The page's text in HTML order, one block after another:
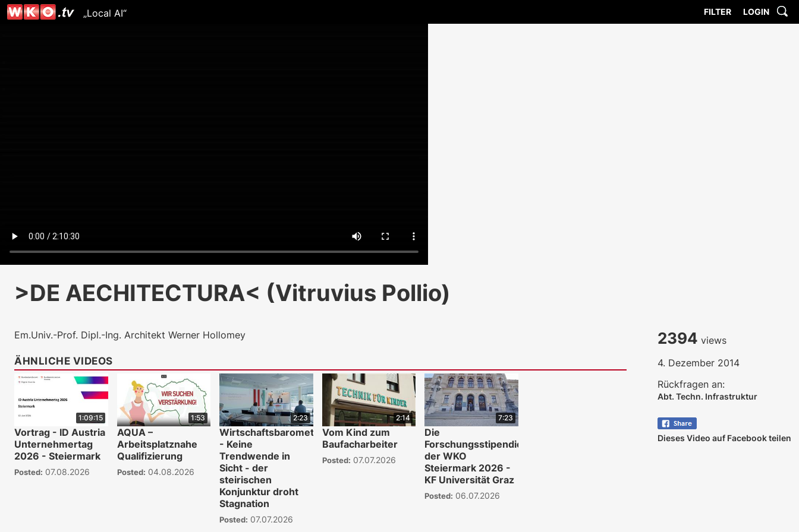
„Local AI“ FILTER LOGIN
>DE AECHITECTURA< (Vitruvius Pollio)
Em.Univ.-Prof. Dipl.-Ing. Architekt Werner Hollomey
ÄHNLICHE VIDEOS
1:09:15
Vortrag - ID Austria
Unternehmertag
2026 - Steiermark
Posted: 07.08.2026
1:53
AQUA –
Arbeitsplatznahe
Qualifizierung
Posted: 04.08.2026
2:23
Wirtschaftsbarometer
- Keine
Trendwende in
Sicht - der
steirischen
Konjunktur droht
Stagnation
Posted: 07.07.2026
2:14
Vom Kind zum
Baufacharbeiter
Posted: 07.07.2026
7:23
Die
Forschungsstipendien
der WKO
Steiermark 2026 -
KF Universität Graz
Posted: 06.07.2026
2394 views
4. Dezember 2014
Rückfragen an:
Abt. Techn. Infrastruktur
Dieses Video auf Facebook teilen